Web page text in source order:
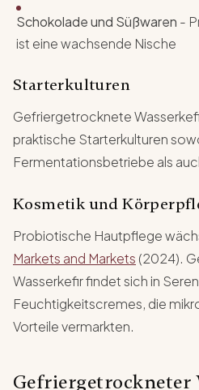
Schokolade und Süßwaren -
ist eine wachsende Nische
Starterkulturen
Gefriergetrocknete
praktische Starterkulturen
Fermentationsbetriebe als
Kosmetik und
Probiotische Hautpflege
Markets and Markets (2024).
Wasserkefir findet sich in
Feuchtigkeitscremes, die
Vorteile vermarkten.
Gefriergetrockneter